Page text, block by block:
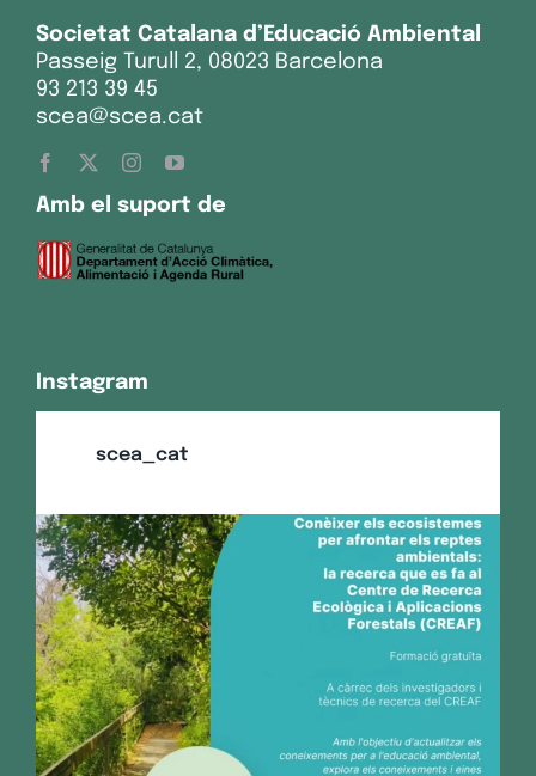
Societat Catalana d’Educació Ambiental
Passeig Turull 2, 08023 Barcelona
93 213 39 45
scea@scea.cat
Amb el suport de
Instagram
scea_cat